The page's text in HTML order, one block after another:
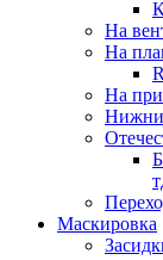
На
На
На
Маскировка